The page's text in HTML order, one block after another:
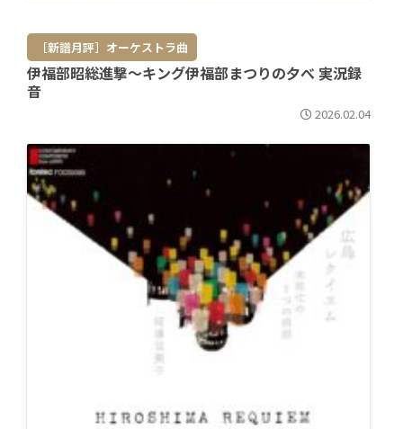
［新譜月評］オーケストラ曲
伊福部昭総進撃～キング伊福部まつりの夕べ 実況録
音
2026.02.04